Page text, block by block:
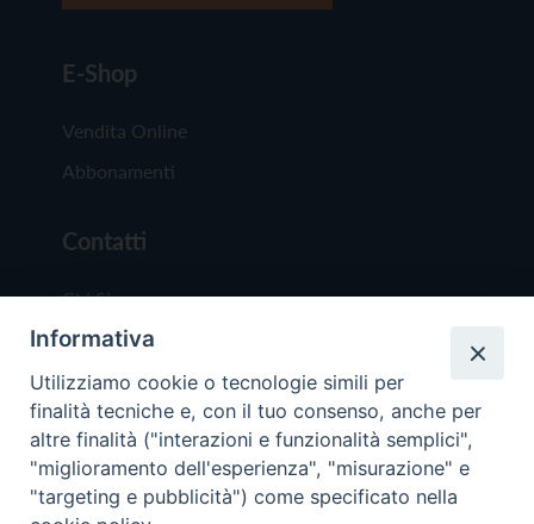
E-Shop
Vendita Online
Abbonamenti
Contatti
Chi Siamo
Redazione
Scrivici
Informativa
Utilizziamo cookie o tecnologie simili per
finalità tecniche e, con il tuo consenso, anche per
altre finalità ("interazioni e funzionalità semplici",
"miglioramento dell'esperienza", "misurazione" e
"targeting e pubblicità") come specificato nella